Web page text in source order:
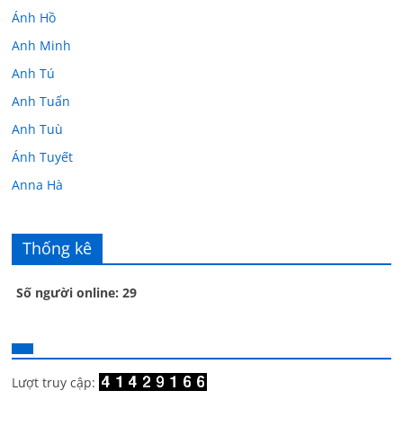
Ánh Hồ
Anh Minh
Anh Tú
Anh Tuấn
Anh Tuù
Ánh Tuyết
Anna Hà
Âu Tú Vân
Bác sĩ Hoa
Bác sĩ Stephen Mak
Bác Đạt
Bạch Cúc
Thống kê
Số người online: 29
Lượt truy cập: